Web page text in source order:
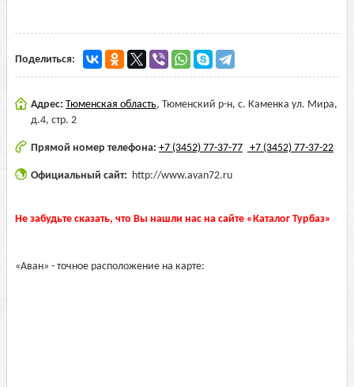
Поделиться:
Адрес: Тюменская область, Тюменский р-н, с. Каменка ул. Мира,
д.4, стр. 2
Прямой номер телефона: +7 (3452) 77-37-77 +7 (3452) 77-37-22
Официальный сайт: http://www.avan72.ru
Не забудьте сказать, что Вы нашли нас на сайте «Каталог Турбаз»
«Аван» - точное расположение на карте: